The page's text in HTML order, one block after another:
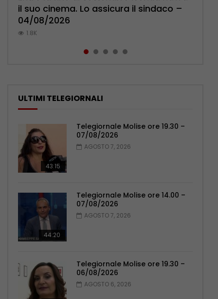
il suo cinema. Lo assicura il sindaco –
04/08/2026
1.8K
l’ambulatorio per curare l’osteoporosi
– 06/08/2026
1.1K
Pensionati: più relazioni e servizi di
prossimità – 04/08/2026
1.1K
Polizia: impegno nel rafforzare organici
– 05/08/2026
1K
pronuncia sul ricongiungimento –
06/08/2026
1K
ULTIMI TELEGIORNALI
43:15
Telegiornale Molise ore 19.30 –
07/08/2026
AGOSTO 7, 2026
44:20
Telegiornale Molise ore 14.00 –
07/08/2026
AGOSTO 7, 2026
Telegiornale Molise ore 19.30 –
06/08/2026
AGOSTO 6, 2026